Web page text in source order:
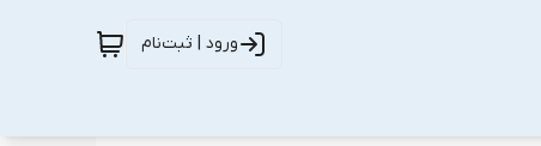
ورود | ثبت‌نام